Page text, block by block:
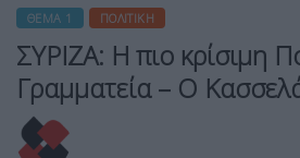
ΘΈΜΑ 1 ΠΟΛΙΤΙΚΉ
ΣΥΡΙΖΑ: Η πιο κρίσιμη
Γραμματεία – Ο